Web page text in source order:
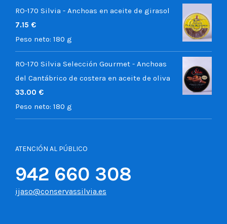
RO-170 Silvia - Anchoas en aceite de girasol
7.15 €
Peso neto: 180 g
RO-170 Silvia Selección Gourmet - Anchoas
del Cantábrico de costera en aceite de oliva
33.00 €
Peso neto: 180 g
ATENCIÓN AL PÚBLICO
942 660 308
ijaso@conservassilvia.es